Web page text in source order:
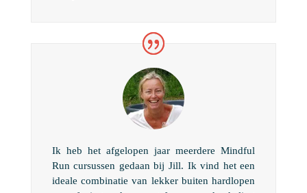
Ik heb het afgelopen jaar meerdere Mindful
Run cursussen gedaan bij Jill. Ik vind het een
ideale combinatie van lekker buiten hardlopen